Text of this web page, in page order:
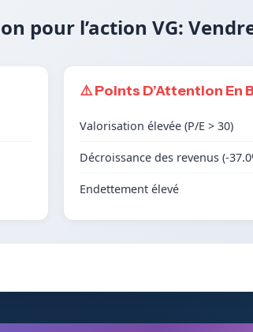
pour l’action VG:
⚠️ Points D’Attention En
Valorisation élevée (P/E > 30)
Décroissance des revenus (-
Endettement élevé